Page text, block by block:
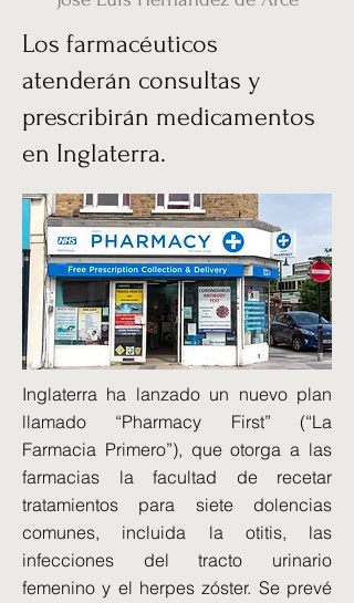
Los farmacéuticos
atenderán consultas y
prescribirán medicamentos
en Inglaterra.
Inglaterra ha lanzado un nuevo plan
llamado “Pharmacy First” (“La
Farmacia Primero”), que otorga a las
farmacias la facultad de recetar
tratamientos para siete dolencias
comunes, incluida la otitis, las
infecciones del tracto urinario
femenino y el herpes zóster. Se prevé